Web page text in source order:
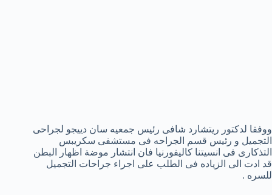
ووفقا لدكتور ريتشارد شافى رئيس جمعيه سان دييجو لجراحى
التجميل و رئيس قسم الجراحه فى مستشفى سكريبس
التذكارى فى انسيتنا كاليفورنيا فان انتشار موضة اظهار البطن
قد ادت الى الزياده فى الطلب على اجراء جراحات التجميل
للسره .